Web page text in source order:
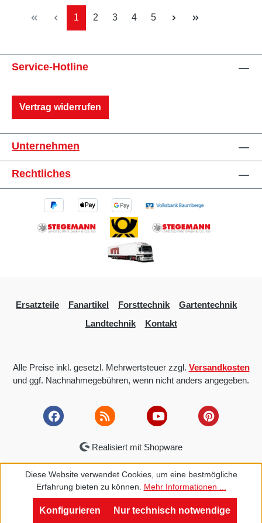
Seite
1 Seite
2 Seite
3 Seite
4 Seite
5
Service-Hotline
Vertrag widerrufen
Unternehmen
Rechtliches
Ersatzteile Fanartikel Forsttechnik
Gartentechnik
Landtechnik
Kontakt
Alle Preise inkl. gesetzl. Mehrwertsteuer zzgl. Versandkosten
und ggf. Nachnahmegebühren, wenn nicht anders angegeben.
Realisiert mit Shopware
Diese Website verwendet Cookies, um eine bestmögliche
Erfahrung bieten zu können. Mehr Informationen ...
Nur technisch notwendige
Konfigurieren